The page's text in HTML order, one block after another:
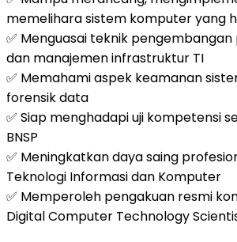
memelihara sistem komputer yang
✅ Menguasai teknik
dan manajemen infrastruktur TI
✅ Memahami aspek keamanan
forensik data
✅ Siap menghadapi uji kompetensi
BNSP
✅ Meningkatkan daya saing
Teknologi Informasi dan Komputer
✅ Memperoleh pengakuan resmi
Digital Computer Technology